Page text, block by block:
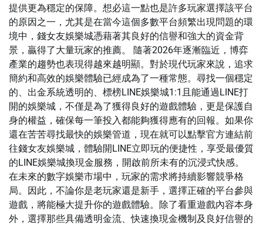
提供更為穩定的保障。想必這一點也是許多玩家選擇該平台
的原因之一，尤其是在當今這個多數平台頻繁出現問題的環
境中，錢女友娛樂城憑藉著其良好的信譽和強大的資金背
景，贏得了大量玩家的推薦。 隨著2026年逐漸臨近，博弈
產業的趨勢也表現得越來越明顯。對於現代玩家來說，追求
簡約和高效的娛樂體驗已經成為了一種常態。尋找一個穩定
的、出金系統透明的、標榜LINE娛樂城1:1且能通過LINE打
開的娛樂城，不僅是為了獲得良好的遊戲體驗，更是保護自
身的權益，確保每一筆投入都能夠獲得應有的回報。如果你
還在苦苦尋找最快的娛樂管道，現在就可以點擊官方連結前
往錢女友娛樂城，體驗開LINE立即玩的便捷性，享受最優質
的LINE娛樂城換現金服務，開啟前所未有的沉浸式快感。
在未來的數字娛樂市場中，玩家的需求將持續影響競爭格
局。因此，不論你是老玩家還是新手，選擇正確的平台參與
遊戲，將能極大提升你的遊戲體驗。除了看重遊戲內容本身
外，選擇那些具備透明金流、快速換現金機制及良好信譽的